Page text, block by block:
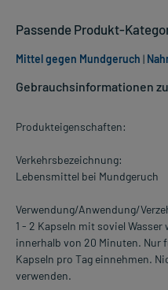
Gebrauchsinformationen
Produkteigenschaften:
Verkehrsbezeichnung:
Lebensmittel bei Mundgeruch
Verwendung/Anwendung/
1 - 2 Kapseln mit soviel
innerhalb von 20 Minuten. Nur
Kapseln pro Tag einnehmen.
verwenden.
Passende Produkt-
Mittel gegen Mundgeruch |